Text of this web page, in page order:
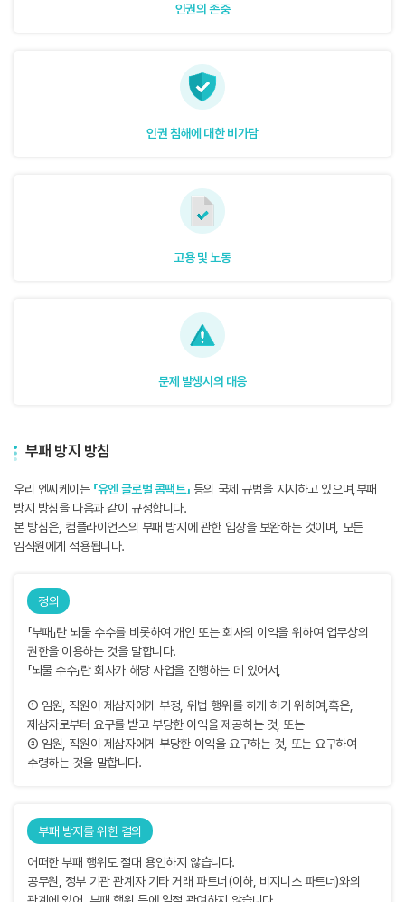
인권의 존중
인권 침해에 대한 비가담
고용 및 노동
문제 발생시의 대응
부패 방지 방침
우리 엔씨케이는 「유엔 글로벌 콤팩트」 등의 국제 규범을 지지하고 있으며,부패
방지 방침을 다음과 같이 규정합니다.
본 방침은, 컴플라이언스의 부패 방지에 관한 입장을 보완하는 것이며, 모든
임직원에게 적용됩니다.
정의
「부패」란 뇌물 수수를 비롯하여 개인 또는 회사의 이익을 위하여 업무상의
권한을 이용하는 것을 말합니다.
「뇌물 수수」란 회사가 해당 사업을 진행하는 데 있어서,
① 임원, 직원이 제삼자에게 부정, 위법 행위를 하게 하기 위하여,혹은,
제삼자로부터 요구를 받고 부당한 이익을 제공하는 것, 또는
② 임원, 직원이 제삼자에게 부당한 이익을 요구하는 것, 또는 요구하여
수령하는 것을 말합니다.
부패 방지를 위한 결의
어떠한 부패 행위도 절대 용인하지 않습니다.
공무원, 정부 기관 관계자 기타 거래 파트너(이하, 비지니스 파트너)와의